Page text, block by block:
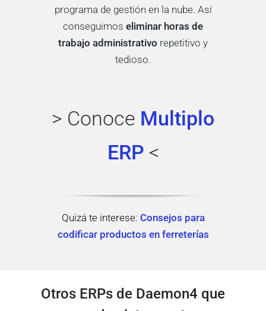
programa de gestión en la nube. Así
conseguimos eliminar horas de
trabajo administrativo repetitivo y
tedioso.
> Conoce Multiplo
ERP <
Quizá te interese: Consejos para
codificar productos en ferreterías
Otros ERPs de Daemon4 que